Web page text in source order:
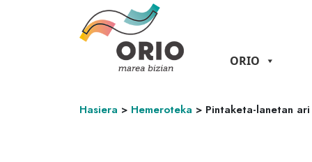
ORIO
Hasiera > Hemeroteka > Pintaketa-lanetan